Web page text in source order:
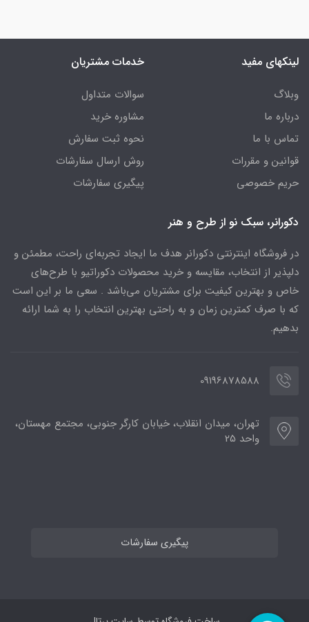
لینکهای مفید
وبلاگ
درباره ما
تماس با ما
قوانین و مقررات
حریم خصوصی
خدمات مشتریان
سوالات متداول
مشاوره خرید
نحوه ثبت سفارش
روش ارسال سفارشات
پیگیری سفارشات
دکورانر، سبک نو از طرح و هنر
در فروشگاه اینترنتی دکورانر هدف ما ایجاد تجربه‌ای راحت، مطمئن و
دلپذیر از انتخاب، مقایسه و خرید محصولات دکوراتیو با طرح‌های
خاص و بهترین کیفیت برای مشتریان می‌باشد . سعی ما بر این است
که با صرف کمترین زمان و به راحتی بهترین انتخاب را به شما ارائه
بدهیم.
09196878588
تهران، میدان انقلاب، خیابان کارگر جنوبی، مجتمع مهستان،
واحد 25
پیگیری سفارشات